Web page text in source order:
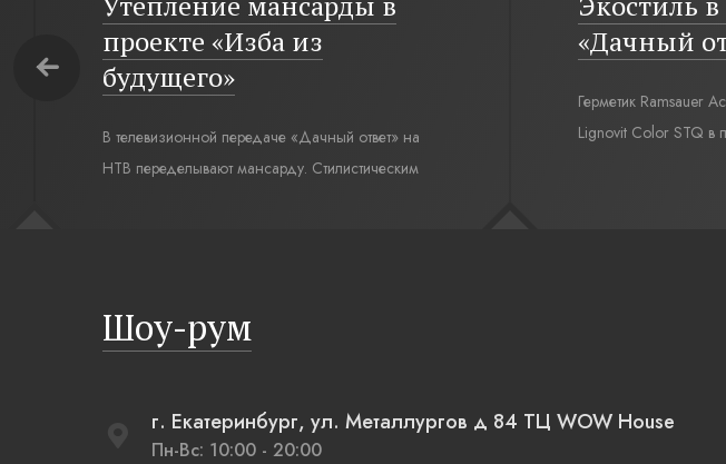
проекте «Изба из
будущего»
В телевизионной передаче «Дачный ответ» на
НТВ переделывают мансарду. Стилистическим
напоминающие плетеные вазы.
«Дачный
Герметик Ramsauer
Lignovit Color STQ в
Шоу-рум
г. Екатеринбург, ул. Металлургов д 84 ТЦ WOW House
Пн-Вс: 10:00 - 20:00